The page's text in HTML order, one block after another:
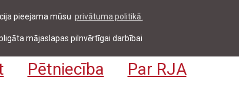
pieejama mūsu privātuma politikā.
mājaslapas pilnvērtīgai darbībai
& darbiniekiem Pieteikties
Pētniecība Par RJA